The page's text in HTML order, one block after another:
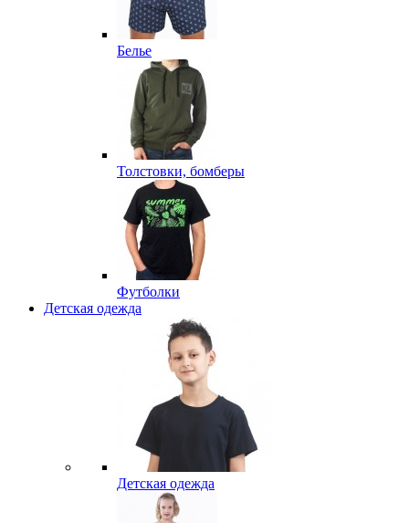
Белье
Толстовки, бомберы
Футболки
Детская одежда
Детская одежда